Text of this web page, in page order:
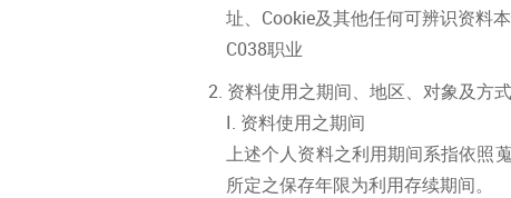
址、Cookie及其他任何可辨识资料
C038职业
资料使用之期间、地区、对象及方式
资料使用之期间
上述个人资料之利用期间系指依照
所定之保存年限为利用存续期间。